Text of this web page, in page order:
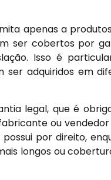
apenas a
ser cobertos por
Isso é
ser adquiridos em
legal, que é
ou
por direito,
longos ou